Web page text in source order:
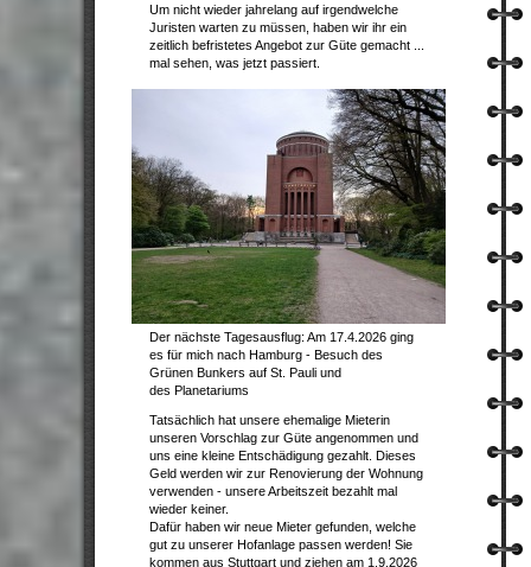
Um nicht wieder jahrelang auf irgendwelche
Juristen warten zu müssen, haben wir ihr ein
zeitlich befristetes Angebot zur Güte gemacht ...
mal sehen, was jetzt passiert.
Der nächste Tagesausflug: Am 17.4.2026 ging
es für mich nach Hamburg - Besuch des
Grünen Bunkers auf St. Pauli und
des Planetariums
Tatsächlich hat unsere ehemalige Mieterin
unseren Vorschlag zur Güte angenommen und
uns eine kleine Entschädigung gezahlt. Dieses
Geld werden wir zur Renovierung der Wohnung
verwenden - unsere Arbeitszeit bezahlt mal
wieder keiner.
Dafür haben wir neue Mieter gefunden, welche
gut zu unserer Hofanlage passen werden! Sie
kommen aus Stuttgart und ziehen am 1.9.2026